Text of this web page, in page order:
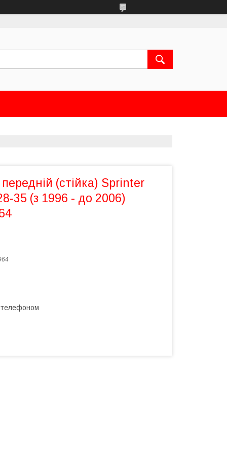
(стійка) Sprinter
35 (з 1996 - до 2006)
телефоном